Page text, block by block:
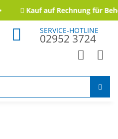
Kauf auf Rechnung für
SERVICE-HOTLINE
02952 3724